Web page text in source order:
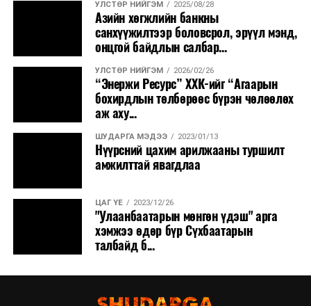
УЛСТӨР НИЙГЭМ 2025/08/28
Азийн хөгжлийн банкны
санхүүжилтээр боловсрол, эрүүл мэнд,
онцгой байдлын салбар...
УЛСТӨР НИЙГЭМ 2026/02/26
“Энержи Ресурс” ХХК-ийг “Агаарын
бохирдлын төлбөрөөс бүрэн чөлөөлөх
аж аху...
ШУДАРГА МЭДЭЭ 2023/01/13
Нүүрсний цахим арилжааны туршилт
амжилттай явагдлаа
ЦАГ ҮЕ 2023/12/26
"Улаанбаатарын мөнгөн үдэш" арга
хэмжээ өдөр бүр Сүхбаатарын
талбайд б...